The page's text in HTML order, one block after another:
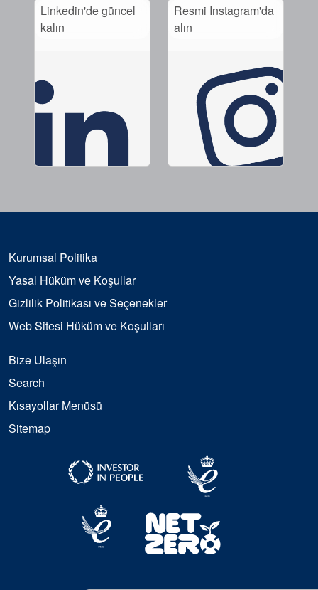
Linkedin'de güncel
kalın
Resmi Instagram'da
alın
Kurumsal Politika
Yasal Hüküm ve Koşullar
Gizlilik Politikası ve Seçenekler
Web Sitesi Hüküm ve Koşulları
Bize Ulaşın
Search
Kısayollar Menüsü
Sitemap